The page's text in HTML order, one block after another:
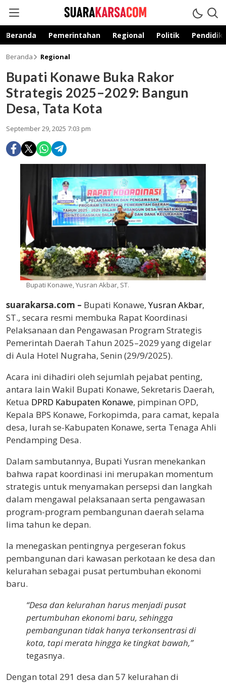
suarakarsa.com
Informasi terpercaya
Beranda Pemerintahan Regional Politik
Beranda Regional
Bupati Konawe Buka Rakor
Strategis 2025–2029: Bangun
Desa, Tata Kota
September 29, 2025 7:03 pm
Bupati Konawe, Yusran Akbar, ST.
suarakarsa.com – Bupati Konawe,Yusran Akbar,
ST., secara resmi membuka Rapat Koordinasi
Pelaksanaan dan Pengawasan Program Strategis
Pemerintah Daerah Tahun 2025–2029 yang digelar
di Aula Hotel Nugraha, Senin (29/9/2025).
Acara ini dihadiri oleh sejumlah pejabat penting,
antara lain Wakil Bupati Konawe, Sekretaris Daerah,
Ketua DPRD Kabupaten Konawe, pimpinan OPD,
Kepala BPS Konawe, Forkopimda, para camat, kepala
desa, lurah se-Kabupaten Konawe, serta Tenaga Ahli
Pendamping Desa.
Dalam sambutannya, Bupati Yusran menekankan
bahwa rapat koordinasi ini merupakan momentum
strategis untuk menyamakan persepsi dan langkah
dalam mengawal pelaksanaan serta pengawasan
program-program pembangunan daerah selama
lima tahun ke depan.
Ia menegaskan pentingnya pergeseran fokus
pembangunan dari kawasan perkotaan ke desa dan
kelurahan sebagai pusat pertumbuhan ekonomi
baru.
“Desa dan kelurahan harus menjadi pusat
pertumbuhan ekonomi baru, sehingga
pembangunan tidak hanya terkonsentrasi di
kota, tapi merata hingga ke tingkat bawah,”
tegasnya.
Dengan total 291 desa dan 57 kelurahan di